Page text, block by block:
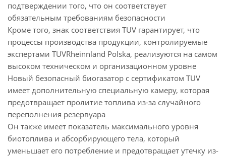
подтверждении того, что он соответствует
обязательным требованиям безопасности
Кроме того, знак соответствия TUV гарантирует, что
процессы производства продукции, контролируемые
экспертами TUVRheinnland Polska, реализуются на самом
высоком техническом и организационном уровне
Новый безопасный биогазатор с сертификатом TUV
имеет дополнительную специальную камеру, которая
предотвращает пролитие топлива из-за случайного
переполнения резервуара
Он также имеет показатель максимального уровня
биотоплива и абсорбирующего тела, который
уменьшает его потребление и предотвращает утечку из-